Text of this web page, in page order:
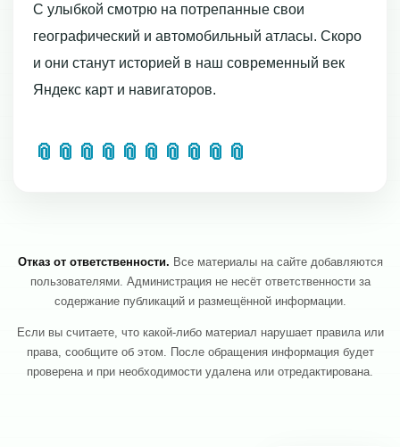
С улыбкой смотрю на потрепанные свои
географический и автомобильный атласы. Скоро
и они станут историей в наш современный век
Яндекс карт и навигаторов.
📎 📎 📎 📎 📎 📎 📎 📎 📎 📎
Отказ от ответственности. Все материалы на сайте добавляются
пользователями. Администрация не несёт ответственности за
содержание публикаций и размещённой информации.
Если вы считаете, что какой-либо материал нарушает правила или
права, сообщите об этом. После обращения информация будет
проверена и при необходимости удалена или отредактирована.